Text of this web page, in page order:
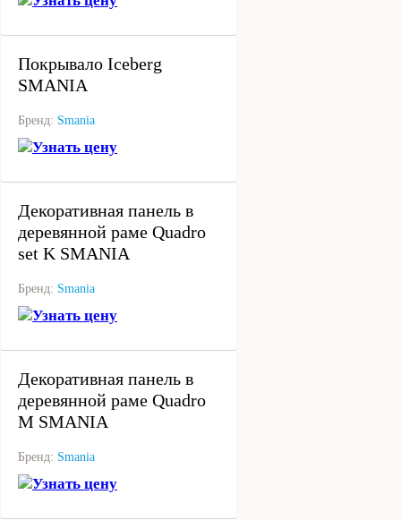
Покрывало Iceberg
SMANIA
Бренд: Smania
Узнать цену
Декоративная панель в
деревянной раме Quadro
set K SMANIA
Бренд: Smania
Узнать цену
Декоративная панель в
деревянной раме Quadro
M SMANIA
Бренд: Smania
Узнать цену